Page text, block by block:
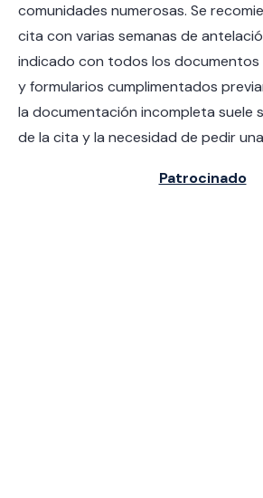
comunidades numerosas. Se
cita con varias semanas de
indicado con todos los documentos
y formularios cumplimentados
la documentación incompleta suele
de la cita y la necesidad de pedir